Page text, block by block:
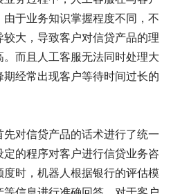
于业务知识掌握程度不同，不
大，导致客户对信贷产品的理
而且人工客服无法同时处理大
经常出现客户等待时间过长的
对信贷产品的话术进行了统一
的程序对客户进行信贷业务咨
时，机器人根据银行的评估模